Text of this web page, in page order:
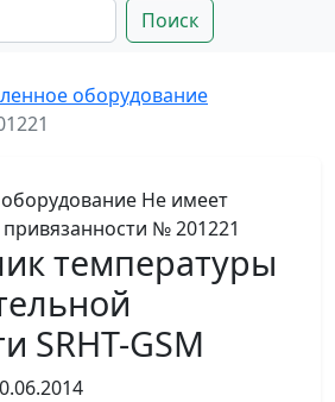
Поиск
оборудование
Не имеет
№ 201221
температуры
SRHT-GSM